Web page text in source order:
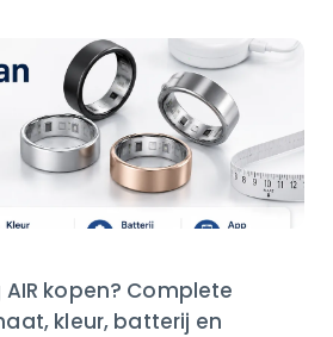
kopen? Complete
kleur, batterij en